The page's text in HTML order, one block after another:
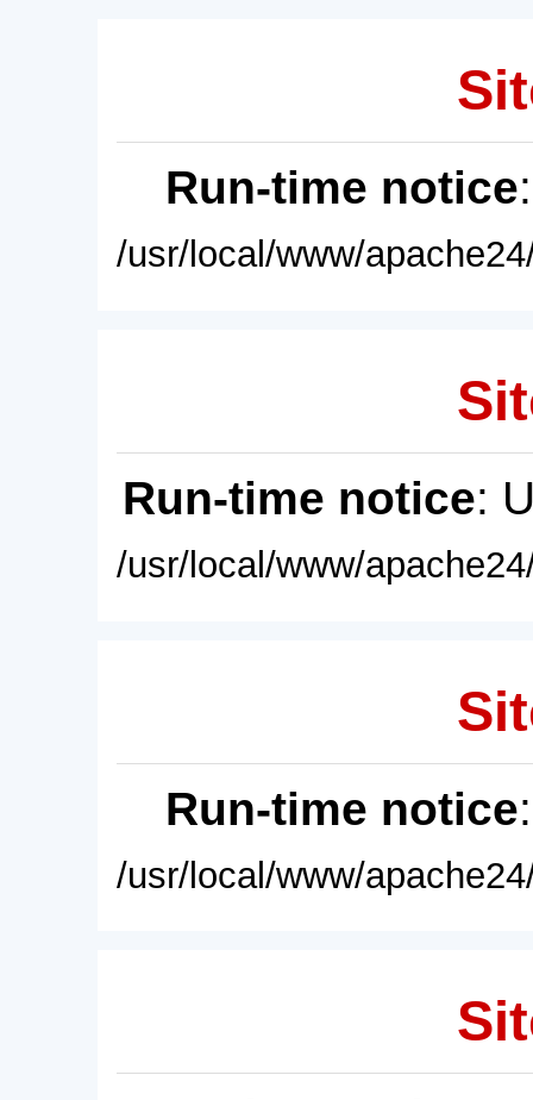
Run-time notice
/usr/local/www/
Run-time notice:
/usr/local/www/
Run-time notice
/usr/local/www/